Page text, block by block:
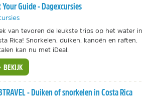
Your Guide - Dagexcursies
van tevoren de leukste trips op het water in
Rica! Snorkelen, duiken, kanoën en raften.
kan nu met iDeal.
BEKIJK
- Duiken of snorkelen in Costa Rica